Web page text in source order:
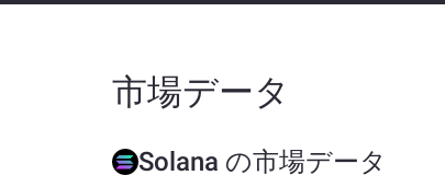
市場データ
Solana の市場データ